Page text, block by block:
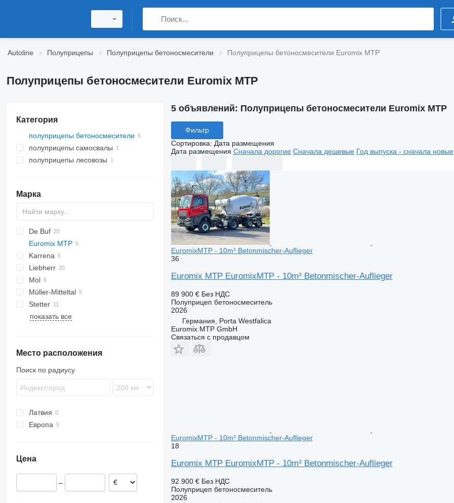
Autoline Полуприцепы Полуприцепы бетоносмесители Полуприцепы бетоносмесители Euromix MTP
Полуприцепы бетоносмесители Euromix MTP
Категория
полуприцепы бетоносмесители
полуприцепы самосвалы
полуприцепы лесовозы
Марка
De Buf
Euromix MTP
EM
EM 12 R
FLO
Karrena
Liebherr
HTM
TGA
Mol
Müller-Mitteltal
ROC
Stetter
AM
показать все
Место расположения
Поиск по радиусу
Латвия
Европа
Цена
–
5 объявлений: Полуприцепы бетоносмесители Euromix MTP
Фильтр
Сортировка: Дата размещения
Дата размещения Сначала дорогие Сначала дешевые Год выпуска - сначала новые
EuromixMTP - 10m³ Betonmischer-Auflieger
36
Euromix MTP EuromixMTP - 10m³ Betonmischer-Auflieger
89 900 € Без НДС
Полуприцеп бетоносмеситель
2026
Германия, Porta Westfalica
Euromix MTP GmbH
Связаться с продавцом
EuromixMTP - 10m³ Betonmischer-Auflieger
18
Euromix MTP EuromixMTP - 10m³ Betonmischer-Auflieger
92 900 € Без НДС
Полуприцеп бетоносмеситель
2026